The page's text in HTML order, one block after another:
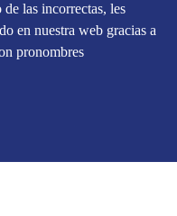
de las incorrectas, les
en nuestra web gracias a
pronombres